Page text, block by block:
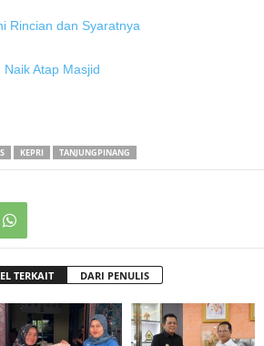
Rincian dan Syaratnya
Atap Masjid
KEPRI TANJUNGPINANG
TERKAIT DARI PENULIS